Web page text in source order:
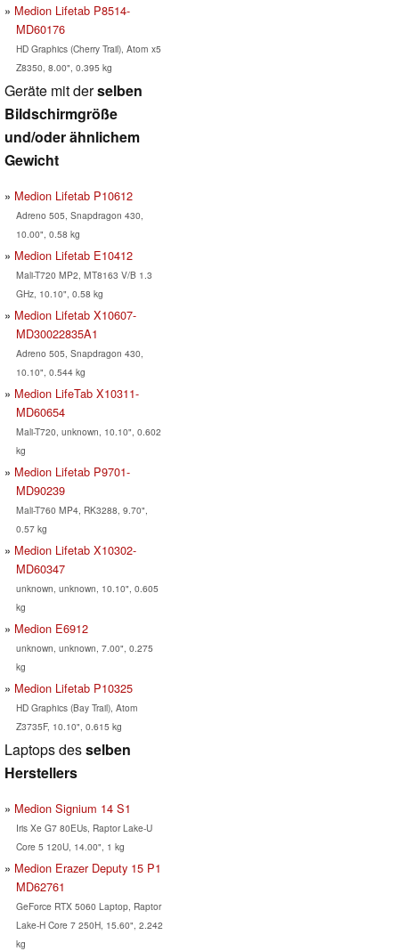
Medion Lifetab P8514-
MD60176
HD Graphics (Cherry Trail), Atom x5
Z8350, 8.00", 0.395 kg
Geräte mit derselben
Bildschirmgröße
und/oder ähnlichem
Gewicht
Medion Lifetab P10612
Adreno 505, Snapdragon 430,
10.00", 0.58 kg
Medion Lifetab E10412
Mali-T720 MP2, MT8163 V/B 1.3
GHz, 10.10", 0.58 kg
Medion Lifetab X10607-
MD30022835A1
Adreno 505, Snapdragon 430,
10.10", 0.544 kg
Medion LifeTab X10311-
MD60654
Mali-T720, unknown, 10.10", 0.602
kg
Medion Lifetab P9701-
MD90239
Mali-T760 MP4, RK3288, 9.70",
0.57 kg
Medion Lifetab X10302-
MD60347
unknown, unknown, 10.10", 0.605
kg
Medion E6912
unknown, unknown, 7.00", 0.275
kg
Medion Lifetab P10325
HD Graphics (Bay Trail), Atom
Z3735F, 10.10", 0.615 kg
Laptops desselben
Herstellers
Medion Signium 14 S1
Iris Xe G7 80EUs, Raptor Lake-U
Core 5 120U, 14.00", 1 kg
Medion Erazer Deputy 15 P1
MD62761
GeForce RTX 5060 Laptop, Raptor
Lake-H Core 7 250H, 15.60", 2.242
kg